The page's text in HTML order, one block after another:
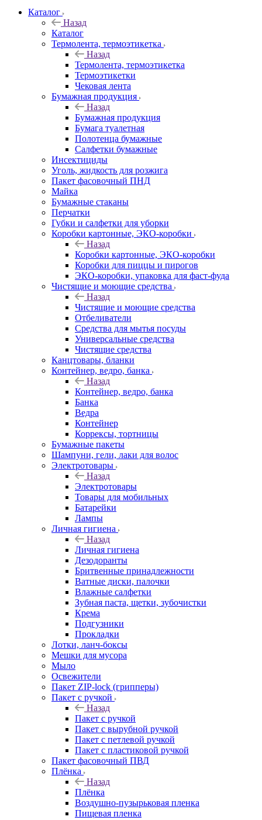
Каталог
Назад
Каталог
Термолента, термоэтикетка
Назад
Термолента, термоэтикетка
Термоэтикетки
Чековая лента
Бумажная продукция
Назад
Бумажная продукция
Бумага туалетная
Полотенца бумажные
Салфетки бумажные
Инсектициды
Уголь, жидкость для розжига
Пакет фасовочный ПНД
Майка
Бумажные стаканы
Перчатки
Губки и салфетки для уборки
Коробки картонные, ЭКО-коробки
Назад
Коробки картонные, ЭКО-коробки
Коробки для пиццы и пирогов
ЭКО-коробки, упаковка для фаст-фуда
Чистящие и моющие средства
Назад
Чистящие и моющие средства
Отбеливатели
Средства для мытья посуды
Универсальные средства
Чистящие средства
Канцтовары, бланки
Контейнер, ведро, банка
Назад
Контейнер, ведро, банка
Банка
Ведра
Контейнер
Коррексы, тортницы
Бумажные пакеты
Шампуни, гели, лаки для волос
Электротовары
Назад
Электротовары
Товары для мобильных
Батарейки
Лампы
Личная гигиена
Назад
Личная гигиена
Дезодоранты
Бритвенные принадлежности
Ватные диски, палочки
Влажные салфетки
Зубная паста, щетки, зубочистки
Крема
Подгузники
Прокладки
Лотки, ланч-боксы
Мешки для мусора
Мыло
Освежители
Пакет ZIP-lock (грипперы)
Пакет с ручкой
Назад
Пакет с ручкой
Пакет с вырубной ручкой
Пакет с петлевой ручкой
Пакет с пластиковой ручкой
Пакет фасовочный ПВД
Плёнка
Назад
Плёнка
Воздушно-пузырьковая пленка
Пищевая пленка